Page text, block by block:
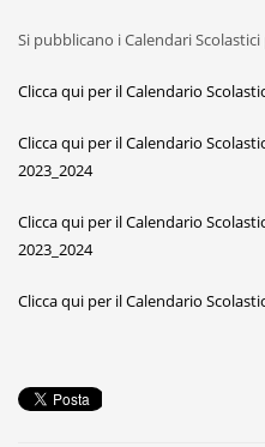
Si pubblicano i Calendari Scolastici
Clicca qui per il Calendario
Clicca qui per il Calendario
2023_2024
Clicca qui per il Calendario
2023_2024
Clicca qui per il Calendario